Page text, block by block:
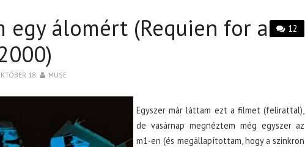
12
egy álomért (Requien for a
18. MUSE
Egyszer már láttam ezt a filmet (felirattal),
de vasárnap megnéztem még egyszer az
m1-en (és megállapítottam, hogy a szinkron